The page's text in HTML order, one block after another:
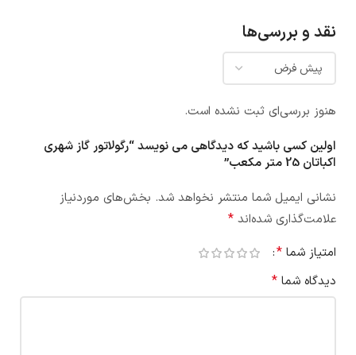
نقد و بررسی‌ها
هنوز بررسی‌ای ثبت نشده است.
اولین کسی باشید که دیدگاهی می نویسد “رگولاتور گاز شهری
اکباتان 25 متر مکعب”
نشانی ایمیل شما منتشر نخواهد شد. بخش‌های موردنیاز
علامت‌گذاری شده‌اند *
امتیاز شما *
دیدگاه شما *